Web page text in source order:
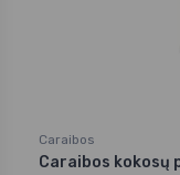
Caraibos
Caraibos kokosų